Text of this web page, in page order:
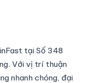
tại Số 348
Với vị trí thuận
nhanh chóng, đại